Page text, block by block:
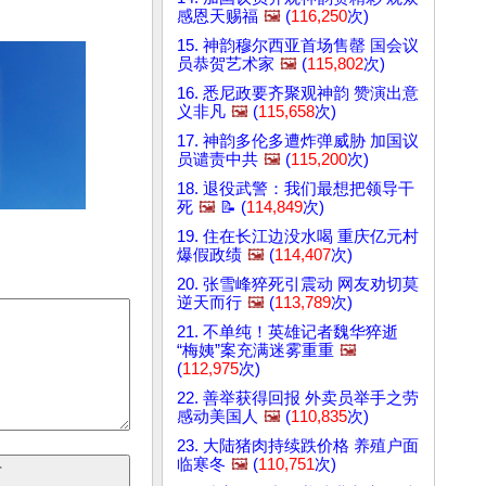
感恩天赐福 🖼️ (116,250次)
15. 神韵穆尔西亚首场售罄 国会议
员恭贺艺术家 🖼️ (115,802次)
16. 悉尼政要齐聚观神韵 赞演出意
义非凡 🖼️ (115,658次)
17. 神韵多伦多遭炸弹威胁 加国议
员谴责中共 🖼️ (115,200次)
18. 退役武警：我们最想把领导干
死 🖼️ 📝 (114,849次)
19. 住在长江边没水喝 重庆亿元村
爆假政绩 🖼️ (114,407次)
20. 张雪峰猝死引震动 网友劝切莫
逆天而行 🖼️ (113,789次)
21. 不单纯！英雄记者魏华猝逝
“梅姨”案充满迷雾重重 🖼️
(112,975次)
22. 善举获得回报 外卖员举手之劳
感动美国人 🖼️ (110,835次)
23. 大陆猪肉持续跌价格 养殖户面
临寒冬 🖼️ (110,751次)